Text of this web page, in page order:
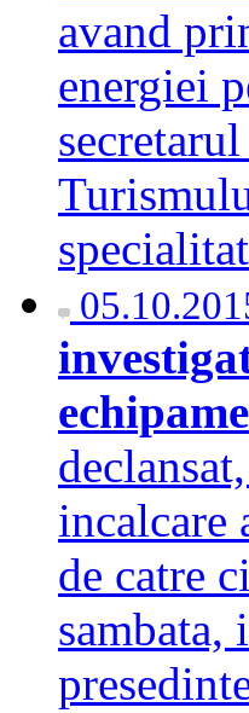
avand
energiei
incalcare
de catre
sambata,